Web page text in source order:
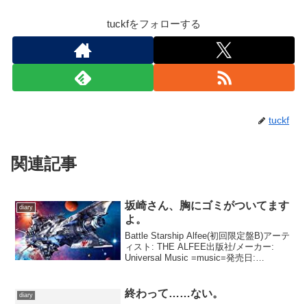
tuckfをフォローする
tuckf
関連記事
diary
坂崎さん、胸にゴミがついてます
よ。
Battle Starship Alfee(初回限定盤B)アーテ
ィスト: THE ALFEE出版社/メーカー:
Universal Music =music=発売日:
diary 終わって……ない。